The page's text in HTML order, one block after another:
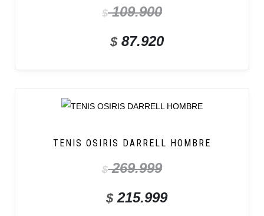
$109.900
$87.920
TENIS OSIRIS DARRELL HOMBRE
$269.999
$215.999